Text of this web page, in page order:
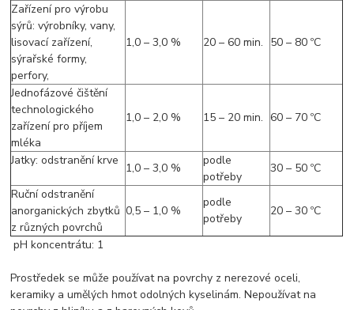
Zařízení pro výrobu
sýrů: výrobníky, vany,
lisovací zařízení,
sýrařské formy,
perfory,
1,0 – 3,0 % 20 – 60 min. 50 – 80 ºC
Jednofázové čištění
technologického
zařízení pro příjem
mléka
1,0 – 2,0 % 15 – 20 min. 60 – 70 ºC
Jatky: odstranění krve
1,0 – 3,0 %
podle
potřeby
30 – 50 ºC
Ruční odstranění
anorganických zbytků
z různých povrchů
0,5 – 1,0 %
podle
potřeby
20 – 30 ºC
pH koncentrátu: 1
Prostředek se může používat na povrchy z nerezové oceli,
keramiky a umělých hmot odolných kyselinám. Nepoužívat na